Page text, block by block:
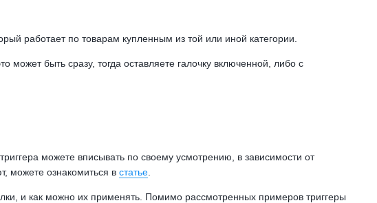
работает по товарам купленным из той или иной категории.
может быть сразу, тогда оставляете галочку включенной, либо с
можете вписывать по своему усмотрению, в зависимости от
можете ознакомиться в статье
и как можно их применять. Помимо рассмотренных примеров триггеры